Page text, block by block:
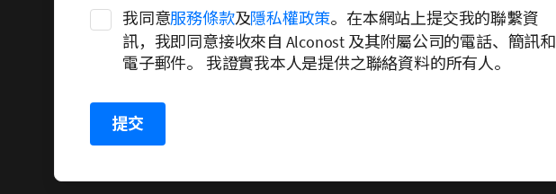
我同意服務條款及隱私權政策。在本網站上提交我的聯繫資
訊，我即同意接收來自 Alconost 及其附屬公司的電話、簡訊和
電子郵件。 我證實我本人是提供之聯絡資料的所有人。
提交